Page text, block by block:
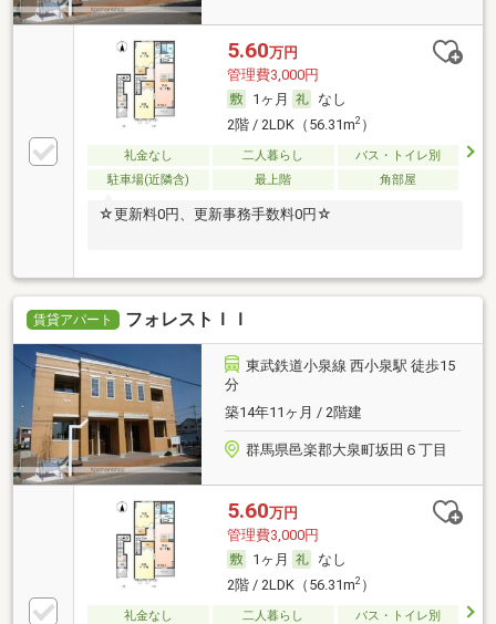
5.60万円
管理費3,000円
1ヶ月
なし
2階 / 2LDK（56.31m2）
礼金なし 二人暮らし
バス・トイレ別
駐車場(近隣含)
最上階 角部屋
☆更新料0円、更新事務手数料0円☆
賃貸アパート フォレストＩＩ
東武鉄道小泉線 西小泉駅 徒歩15
分
築14年11ヶ月 / 2階建
群馬県邑楽郡大泉町坂田６丁目
5.60万円
管理費3,000円
1ヶ月
なし
2階 / 2LDK（56.31m2）
礼金なし 二人暮らし
バス・トイレ別